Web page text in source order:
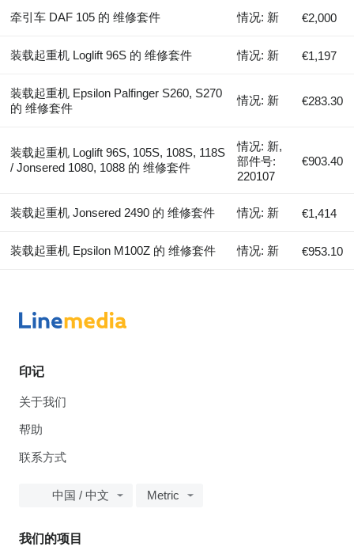
牵引车 DAF 105 的 维修套件 情况: 新 €2,000
装载起重机 Loglift 96S 的 维修套件 情况: 新 €1,197
装载起重机 Epsilon Palfinger S260, S270
的 维修套件
情况: 新 €283.30
装载起重机 Loglift 96S, 105S, 108S, 118S
/ Jonsered 1080, 1088 的 维修套件
情况: 新,
部件号:
220107
€903.40
装载起重机 Jonsered 2490 的 维修套件 情况: 新 €1,414
装载起重机 Epsilon M100Z 的 维修套件 情况: 新 €953.10
印记
关于我们
帮助
联系方式
中国 / 中文 Metric
我们的项目